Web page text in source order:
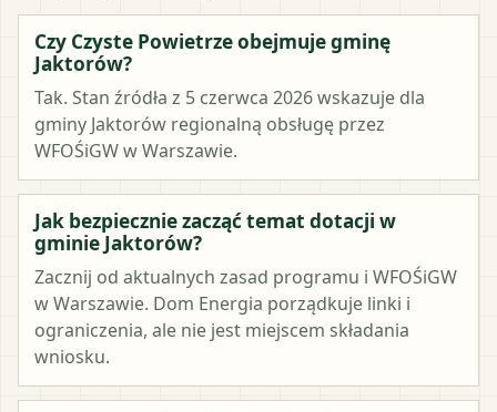
Czy Czyste Powietrze obejmuje gminę
Jaktorów?
Tak. Stan źródła z 5 czerwca 2026 wskazuje dla
gminy Jaktorów regionalną obsługę przez
WFOŚiGW w Warszawie.
Jak bezpiecznie zacząć temat dotacji w
gminie Jaktorów?
Zacznij od aktualnych zasad programu i WFOŚiGW
w Warszawie. Dom Energia porządkuje linki i
ograniczenia, ale nie jest miejscem składania
wniosku.